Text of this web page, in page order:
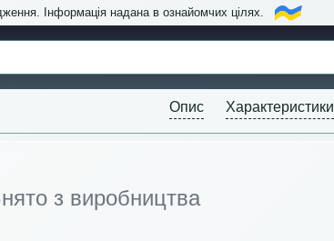
Інформація надана в ознайомчих цілях.
Опис Характеристики
з виробництва